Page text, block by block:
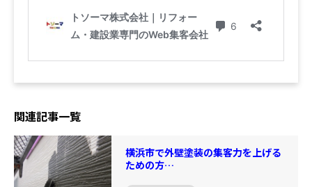
関連記事一覧
横浜市で外壁塗装の集客力を上げる
ための方…